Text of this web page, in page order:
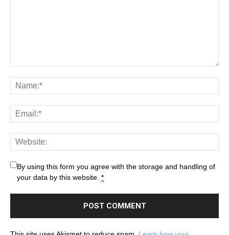
By using this form you agree with the storage and handling of
your data by this website. *